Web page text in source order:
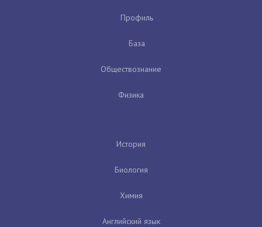
Профиль
База
Обществознание
Физика
История
Биология
Химия
Английский язык